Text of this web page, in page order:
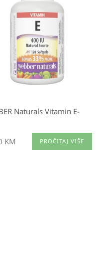
Naturals Vitamin E-
KM PROČITAJ VIŠE